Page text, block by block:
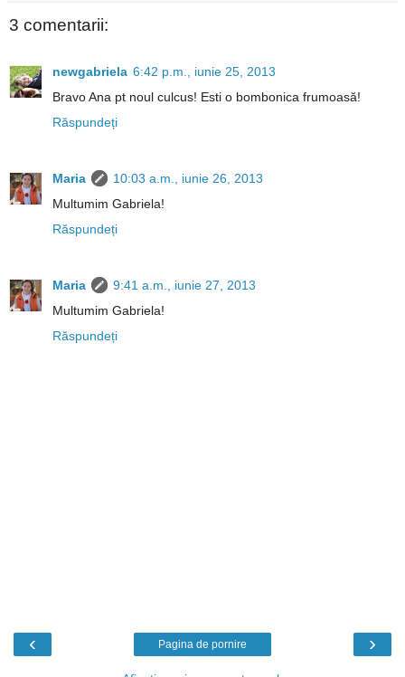
3 comentarii:
newgabriela 6:42 p.m., iunie 25, 2013
Bravo Ana pt noul culcus! Esti o bombonica frumoasă!
Răspundeți
Maria
10:03 a.m., iunie 26, 2013
Multumim Gabriela!
Răspundeți
Maria
9:41 a.m., iunie 27, 2013
Multumim Gabriela!
Răspundeți
‹ ›
Pagina de pornire